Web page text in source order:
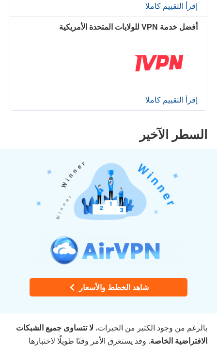
إقرأ التقييم كاملا
أفضل خدمة VPN للولايات المتحدة الأمريكية
إقرأ التقييم كاملا
السطر الآخير
شاهد الخطط والأسعار
بالرغم من وجود الكثير من الخيرات، لا تتساوى جميع الشبكات
الافتراضية الخاصة. وقد يستغرق الأمر وقتًا طويلًا لاختبارها